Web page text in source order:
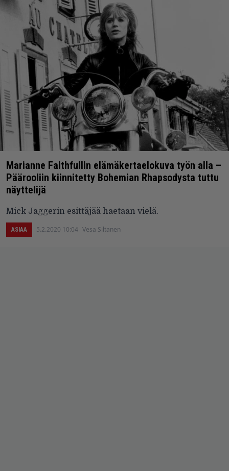
Marianne Faithfullin elämäkertaelokuva työn alla –
Päärooliin kiinnitetty Bohemian Rhapsodysta tuttu
näyttelijä
Mick Jaggerin esittäjää haetaan vielä.
ASIAA 5.2.2020 10:04 Vesa Siltanen